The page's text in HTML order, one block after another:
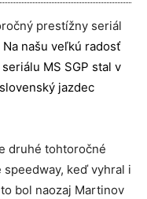
prestížny seriál
Na našu veľkú radosť
MS SGP stal v
jazdec
druhé tohtoročné
keď vyhral i
bol naozaj Martinov